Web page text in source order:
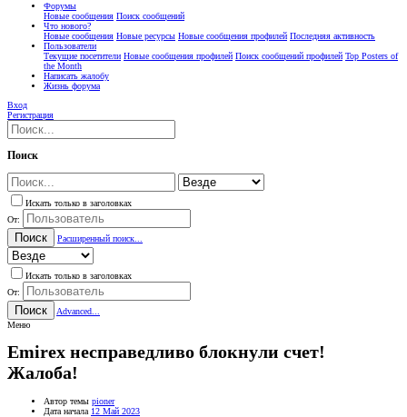
Форумы
Новые сообщения Поиск сообщений
Что нового?
Новые сообщения Новые ресурсы Новые сообщения профилей Последняя активность
Пользователи
Текущие посетители Новые сообщения профилей Поиск сообщений профилей Top Posters of
the Month
Написать жалобу
Жизнь форума
Вход
Регистрация
Поиск
Искать только в заголовках
От:
Поиск Расширенный поиск...
Искать только в заголовках
От:
Поиск
Advanced...
Меню
Emirex несправедливо блокнули счет!
Жалоба!
Автор темы pioner
Дата начала 12 Май 2023